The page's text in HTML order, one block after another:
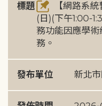
標題
【網路系
(日)(下午1:00-
務功能因應學
務。
發布單位 新北